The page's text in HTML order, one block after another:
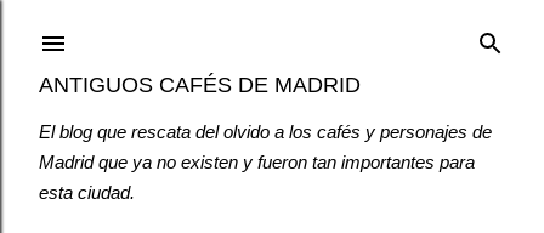
ANTIGUOS CAFÉS DE MADRID
El blog que rescata del olvido a los cafés y personajes de
Madrid que ya no existen y fueron tan importantes para
esta ciudad.